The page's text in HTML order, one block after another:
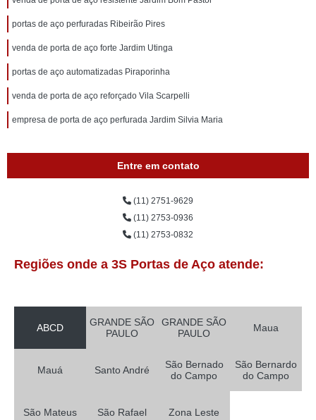
portas de aço perfuradas Ribeirão Pires
venda de porta de aço forte Jardim Utinga
portas de aço automatizadas Piraporinha
venda de porta de aço reforçado Vila Scarpelli
empresa de porta de aço perfurada Jardim Silvia Maria
Entre em contato
(11) 2751-9629
(11) 2753-0936
(11) 2753-0832
Regiões onde a 3S Portas de Aço atende:
ABCD
GRANDE SÃO
PAULO
GRANDE SÃO
PAULO
Maua
Mauá Santo André
São Bernado
do Campo
São Bernardo
do Campo
São Mateus São Rafael Zona Leste